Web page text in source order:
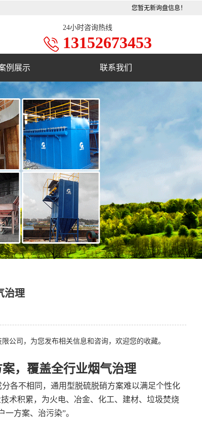
您暂无新询盘信息！
24小时咨询热线
13152673453
例展示 联系我们
治理
公司，为您发布相关信息和咨询，欢迎您的收藏。
，覆盖全行业烟气治理
各不相同，通用型脱硫脱硝方案难以满足个性化
术积累，为火电、冶金、化工、建材、垃圾焚烧
方案、治污染”。